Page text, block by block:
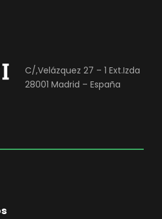
C/,Velázquez 27 – 1 Ext.Izda
28001 Madrid – España